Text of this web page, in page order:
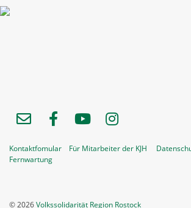
Kontaktfomular Für Mitarbeiter der KJH
Fernwartung
© 2026Volkssolidarität Region Rostock